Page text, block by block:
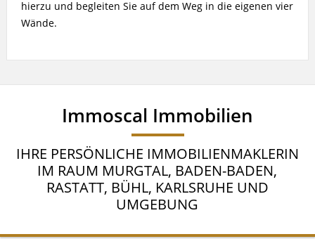
hierzu und begleiten Sie auf dem Weg in die eigenen vier
Wände.
Immoscal Immobilien
IHRE PERSÖNLICHE IMMOBILIENMAKLERIN
IM RAUM MURGTAL, BADEN-BADEN,
RASTATT, BÜHL, KARLSRUHE UND
UMGEBUNG